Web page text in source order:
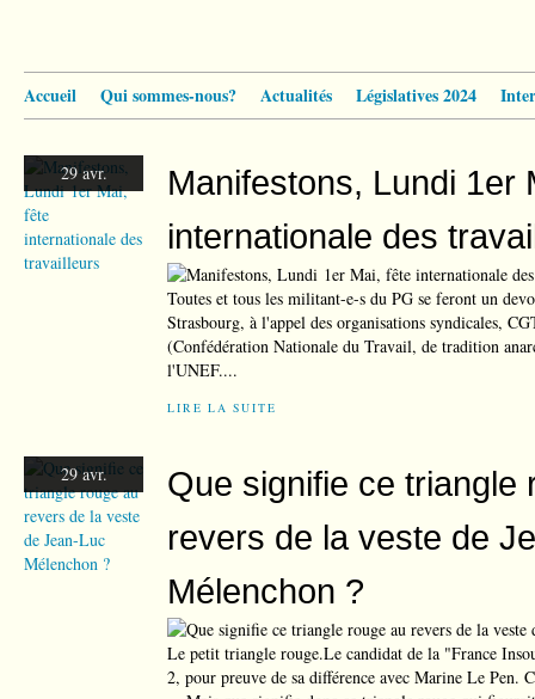
Accueil Qui sommes-nous? Actualités Législatives 2024
29 avr.
Manifestons, Lundi 1er
internationale des
Toutes et tous les militant-e-s du PG se feront un
Strasbourg, à l'appel des organisations syndicales,
(Confédération Nationale du Travail, de tradition
l'UNEF....
LIRE LA SUITE
29 avr.
Que signifie ce triangle
revers de la veste de
Mélenchon ?
Le petit triangle rouge.Le candidat de la "France
2, pour preuve de sa différence avec Marine Le Pen.